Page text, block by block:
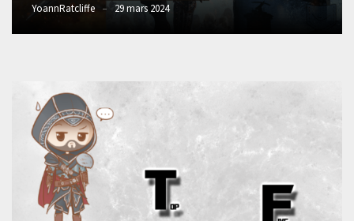
YoannRatcliffe 29 mars 2024